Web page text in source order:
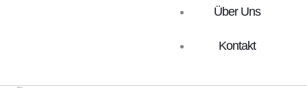
Über Uns
Kontakt